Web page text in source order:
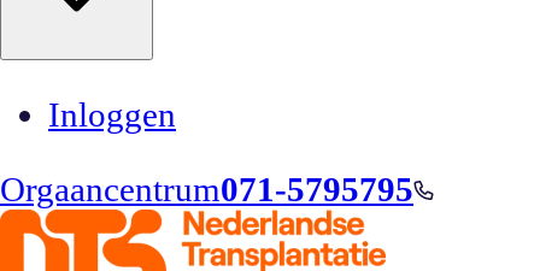
Inloggen
Orgaancentrum071-5795795